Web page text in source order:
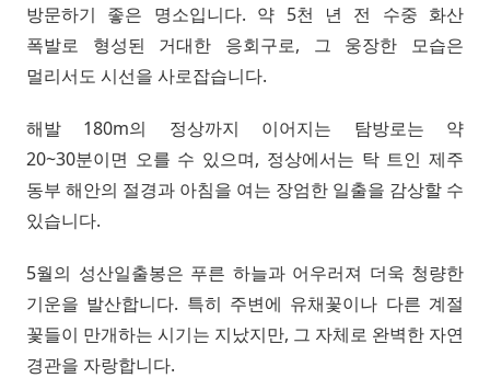
방문하기 좋은 명소입니다. 약 5천 년 전 수중 화산
폭발로 형성된 거대한 응회구로, 그 웅장한 모습은
멀리서도 시선을 사로잡습니다.
해발 180m의 정상까지 이어지는 탐방로는 약
20~30분이면 오를 수 있으며, 정상에서는 탁 트인 제주
동부 해안의 절경과 아침을 여는 장엄한 일출을 감상할 수
있습니다.
5월의 성산일출봉은 푸른 하늘과 어우러져 더욱 청량한
기운을 발산합니다. 특히 주변에 유채꽃이나 다른 계절
꽃들이 만개하는 시기는 지났지만, 그 자체로 완벽한 자연
경관을 자랑합니다.